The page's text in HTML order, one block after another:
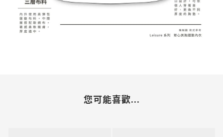
您可能喜歡...